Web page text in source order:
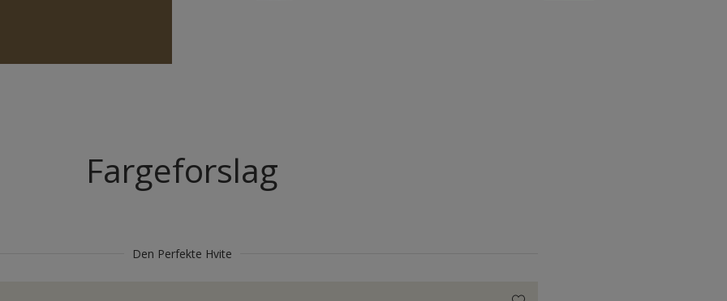
Fargeforslag
Den Perfekte Hvite